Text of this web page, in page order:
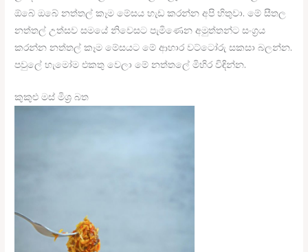
ඕබේ ඔබේ නත්තල් කෑම මේසය හැඩ කරන්න අපි හිතුවා. මේ සීතල
නත්තල් උත්සව සමයේ නිවෙසට පැමිණෙන අමුත්තන්ට සංග්‍රය
කරන්න නත්තල් කෑම මේසයට මේ ආහාර වට්ටෝරු සකසා බලන්න.
පවුලේ හැමෝම එකතු වෙලා මේ නත්තලේ මිහිර විඳින්න.
කුකුළු මස් මිශ්‍ර බත